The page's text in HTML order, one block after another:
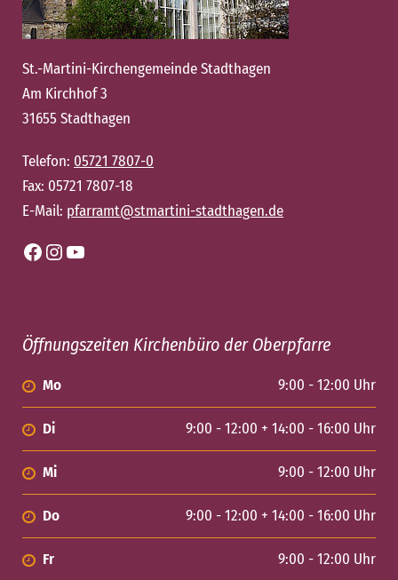
St.-Martini-Kirchengemeinde Stadthagen
Am Kirchhof 3
31655 Stadthagen
Telefon: 05721 7807-0
Fax: 05721 7807-18
E-Mail: pfarramt@stmartini-stadthagen.de
Facebook Instagram YouTube
Öffnungszeiten Kirchenbüro der Oberpfarre
Mo 9:00 - 12:00 Uhr
Di 9:00 - 12:00 + 14:00 - 16:00 Uhr
Mi 9:00 - 12:00 Uhr
Do 9:00 - 12:00 + 14:00 - 16:00 Uhr
Fr 9:00 - 12:00 Uhr